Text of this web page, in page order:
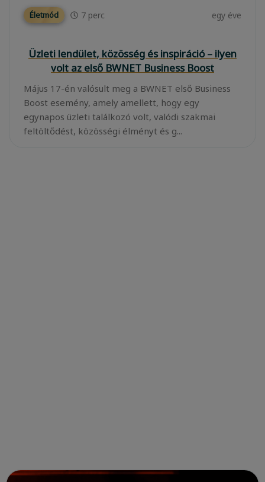
Életmód 7 perc egy éve
Üzleti lendület, közösség és inspiráció – ilyen
volt az első BWNET Business Boost
Május 17-én valósult meg a BWNET első Business
Boost esemény, amely amellett, hogy egy
egynapos üzleti találkozó volt, valódi szakmai
feltöltődést, közösségi élményt és g...